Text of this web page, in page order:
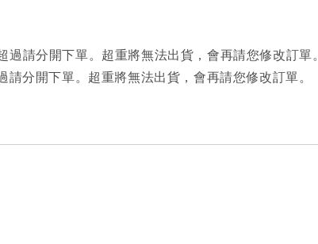
過請分開下單。超重將無法出貨，會再請您修改訂單。
請分開下單。超重將無法出貨，會再請您修改訂單。